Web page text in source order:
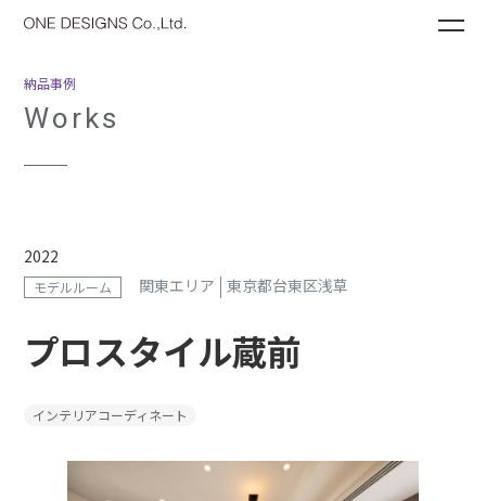
納品事例
Works
2022
モデルルーム 関東エリア 東京都台東区浅草
プロスタイル蔵前
インテリアコーディネート